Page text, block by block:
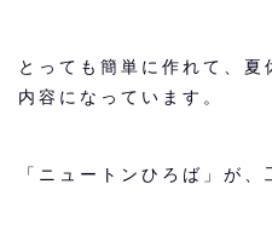
とっても簡単に作れて、
内容になっています。
「ニュートンひろば」が、